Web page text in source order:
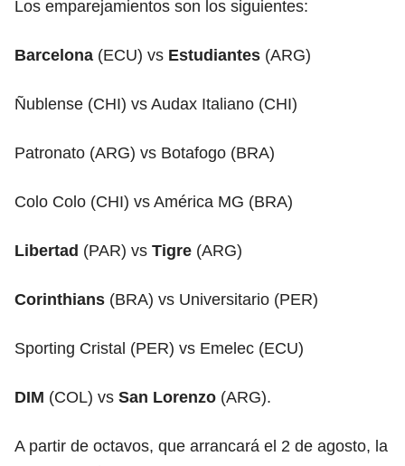
Los emparejamientos son los siguientes:
Barcelona (ECU) vs Estudiantes (ARG)
Ñublense (CHI) vs Audax Italiano (CHI)
Patronato (ARG) vs Botafogo (BRA)
Colo Colo (CHI) vs América MG (BRA)
Libertad (PAR) vs Tigre (ARG)
Corinthians (BRA) vs Universitario (PER)
Sporting Cristal (PER) vs Emelec (ECU)
DIM (COL) vs San Lorenzo (ARG).
A partir de octavos, que arrancará el 2 de agosto, la